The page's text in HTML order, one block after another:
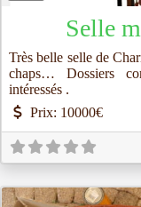
Selle
Très belle selle de
chaps… Dossiers
intéressés .
Prix: 10000€